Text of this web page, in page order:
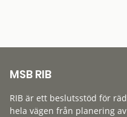
MSB RIB
RIB är ett beslutsstöd för
hela vägen från planering